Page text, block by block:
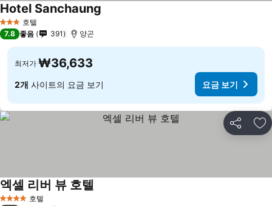
3 성급 호텔
Hotel Sanchaung
7.8 좋음 391 양곤
최저가 ₩36,633
2개 사이트의 요금 보기 요금 보기
공유 즐
4 성급 호텔
엑셀 리버 뷰 호텔